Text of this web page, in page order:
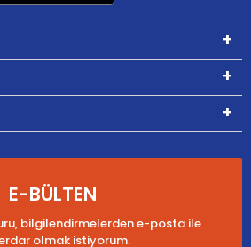
E-BÜLTEN
bilgilendirmelerden e-posta ile
olmak istiyorum.